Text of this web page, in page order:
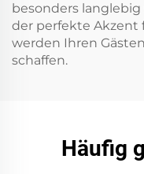
besonders
der perfekte Akzent
werden Ihren
schaffen.
Häufig